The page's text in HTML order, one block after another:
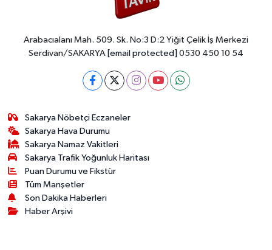
Arabacıalanı Mah. 509. Sk. No:3 D:2 Yiğit Çelik İş Merkezi
Serdivan/SAKARYA [email protected] 0530 450 10 54
Sakarya Nöbetçi Eczaneler
Sakarya Hava Durumu
Sakarya Namaz Vakitleri
Sakarya Trafik Yoğunluk Haritası
Puan Durumu ve Fikstür
Tüm Manşetler
Son Dakika Haberleri
Haber Arşivi